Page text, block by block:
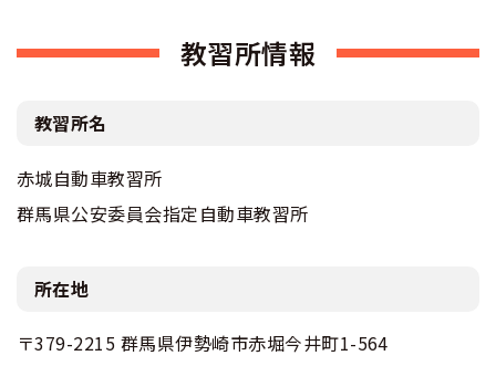
教習所情報
教習所名
赤城自動車教習所
群馬県公安委員会指定自動車教習所
所在地
〒379-2215 群馬県伊勢崎市赤堀今井町1-564